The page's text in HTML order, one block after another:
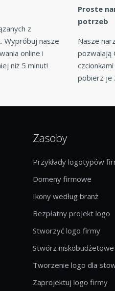
z
Wypróbuj nasze
online i
niż 5 minut!
Proste
potrzeb
Nasze
pozwalają
pobierz je
Zasoby
Przykłady logotypów
Domeny firmowe
Ikony według branż
Bezpłatny projekt logo
Stworzyć logo firmy
Stwórz
Tworzenie logo dla
Zaprojektuj logo firmy